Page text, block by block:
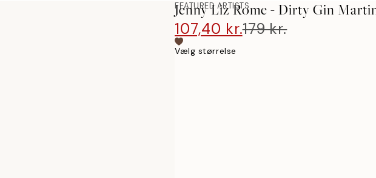
FEATURED ARTISTS
Jenny Liz Rome - Dirty Gin
107,40 kr.179 kr.
Vælg størrelse